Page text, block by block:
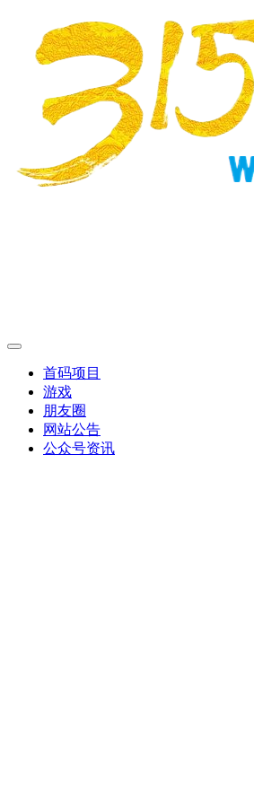
首码项目
游戏
朋友圈
网站公告
公众号资讯